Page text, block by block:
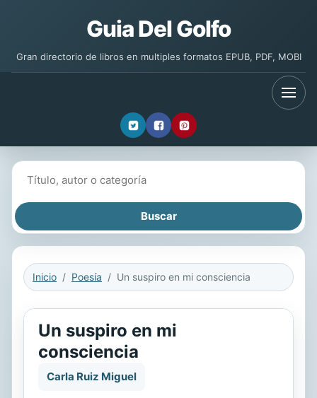
Guia Del Golfo
Gran directorio de libros en multiples formatos EPUB, PDF, MOBI
Inicio Poesía Un suspiro en mi consciencia
Un suspiro en mi
consciencia
Carla Ruiz Miguel